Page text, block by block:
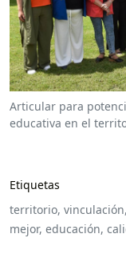
Articular para
educativa en el
Etiquetas
territorio, vinculación,
mejor, educación,